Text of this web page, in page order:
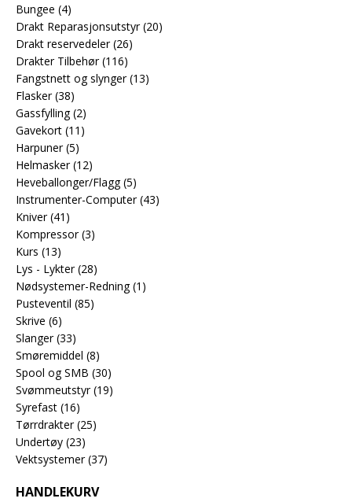
Bungee (4)
Drakt Reparasjonsutstyr (20)
Drakt reservedeler (26)
Drakter Tilbehør (116)
Fangstnett og slynger (13)
Flasker (38)
Gassfylling (2)
Gavekort (11)
Harpuner (5)
Helmasker (12)
Heveballonger/Flagg (5)
Instrumenter-Computer (43)
Kniver (41)
Kompressor (3)
Kurs (13)
Lys - Lykter (28)
Nødsystemer-Redning (1)
Pusteventil (85)
Skrive (6)
Slanger (33)
Smøremiddel (8)
Spool og SMB (30)
Svømmeutstyr (19)
Syrefast (16)
Tørrdrakter (25)
Undertøy (23)
Vektsystemer (37)
HANDLEKURV